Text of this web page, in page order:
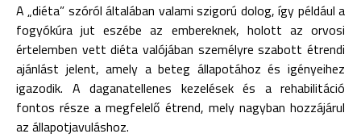
A „diéta” szóról általában valami szigorú dolog, így például a
fogyókúra jut eszébe az embereknek, holott az orvosi
értelemben vett diéta valójában személyre szabott étrendi
ajánlást jelent, amely a beteg állapotához és igényeihez
igazodik. A daganatellenes kezelések és a rehabilitáció
fontos része a megfelelő étrend, mely nagyban hozzájárul
az állapotjavuláshoz.